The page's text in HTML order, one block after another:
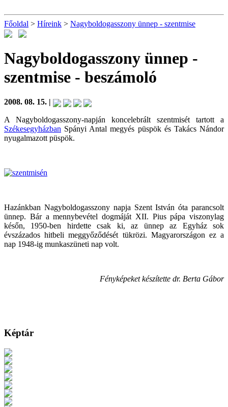
Főoldal > Híreink > Nagyboldogasszony ünnep - szentmise
Nagyboldogasszony ünnep -
szentmise - beszámoló
2008. 08. 15. |
A Nagyboldogasszony-napján koncelebrált szentmisét tartott a
Székesegyházban Spányi Antal megyés püspök és Takács Nándor
nyugalmazott püspök.
Hazánkban Nagyboldogasszony napja Szent István óta parancsolt
ünnep. Bár a mennybevétel dogmáját XII. Pius pápa viszonylag
későn, 1950-ben hirdette csak ki, az ünnep az Egyház sok
évszázados hitbeli meggyőződését tükrözi. Magyarországon ez a
nap 1948-ig munkaszüneti nap volt.
Fényképeket készítette dr. Berta Gábor
Képtár